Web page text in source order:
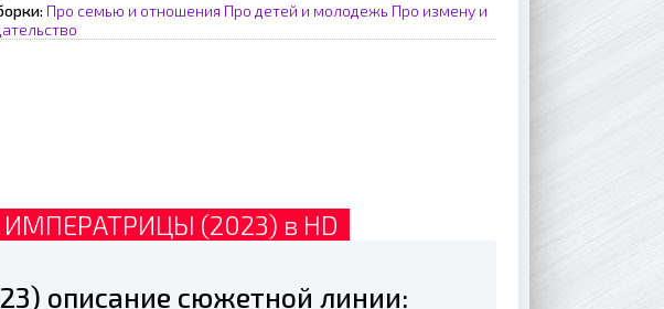
Про семью и отношения Про детей и молодежь Про измену и
ИМПЕРАТРИЦЫ (2023) в HD
описание сюжетной линии: